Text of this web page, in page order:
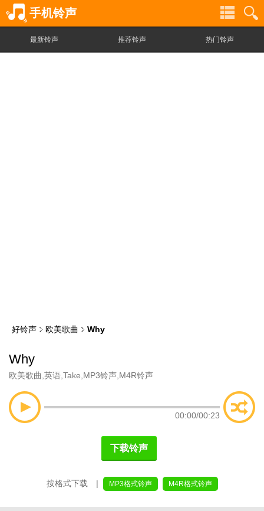
手机铃声
最新铃声 推荐铃声 热门铃声
好铃声 欧美歌曲 Why
Why
欧美歌曲 英语 Take MP3铃声 M4R铃声
00:00/00:23
下载铃声
按格式下载 | MP3格式铃声 M4R格式铃声